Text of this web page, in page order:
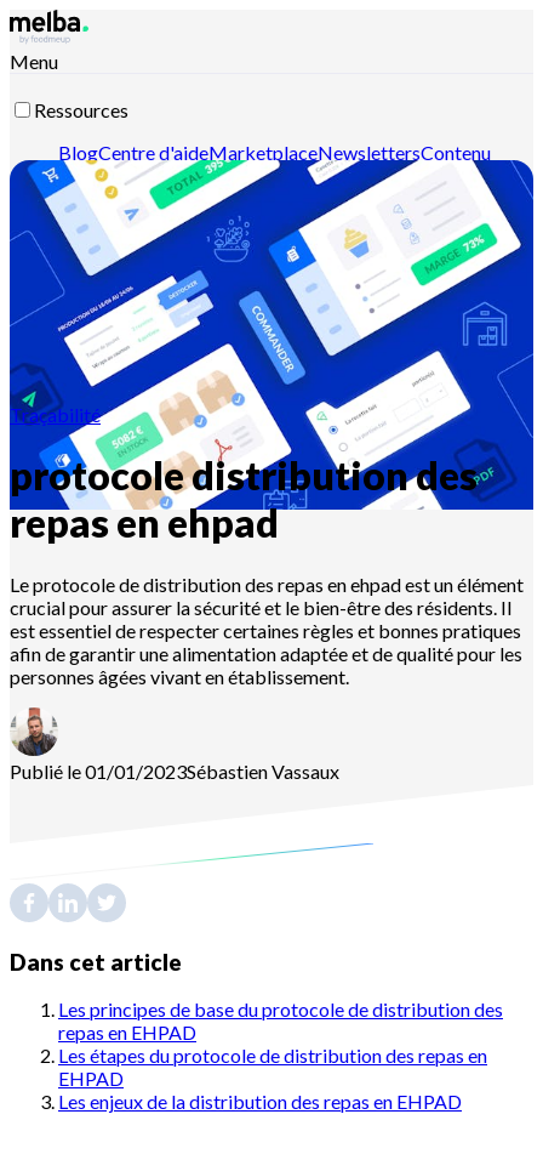
Menu
Ressources
BlogCentre d'aideMarketplaceNewslettersContenu
intelligentDocumentation APIDocumentation MCP
Contactez-nousDécouvrir melba
Traçabilité
protocole distribution des
repas en ehpad
Le protocole de distribution des repas en ehpad est un élément
crucial pour assurer la sécurité et le bien-être des résidents. Il
est essentiel de respecter certaines règles et bonnes pratiques
afin de garantir une alimentation adaptée et de qualité pour les
personnes âgées vivant en établissement.
Publié le 01/01/2023SébastienVassaux
Dans cet article
Les principes de base du protocole de distribution des
repas en EHPAD
Les étapes du protocole de distribution des repas en
EHPAD
Les enjeux de la distribution des repas en EHPAD